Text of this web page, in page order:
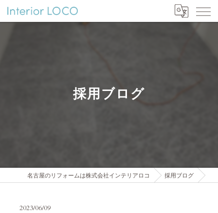
採用ブログ
名古屋のリフォームは株式会社インテリアロコ 採用ブログ
2023/06/09